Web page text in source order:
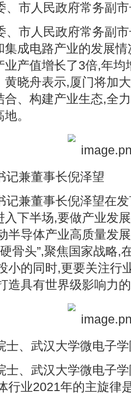
、市人民政府常务副
、市人民政府常务副
集成电路产业的发展
业产值增长了3倍,年均
黄晓舟表示,厦门将加
合、构建产业生态,全
。
记兼董事长倪泽望
记兼董事长倪泽望在
入下半场,要做产业发
半导体产业高质量发
骨头”,聚焦国家战略,
小的同时,更要关注行
造具有世界级影响力
士、武汉大学微电子
士、武汉大学微电子
行业2021年的主旋律